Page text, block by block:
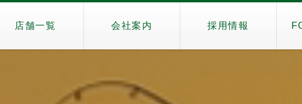
店舗一覧 会社案内 採用情報